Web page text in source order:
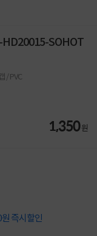
HD20015-SOHOT
/ PVC
1,350원
즉시할인